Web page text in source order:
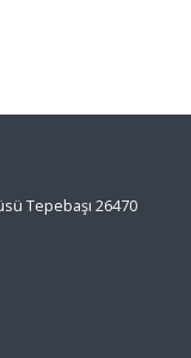
Tepebaşı 26470